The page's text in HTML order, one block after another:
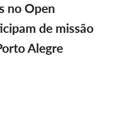
no Open
de missão
Alegre